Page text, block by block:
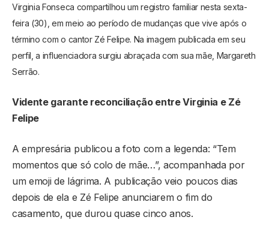
Virginia Fonseca compartilhou um registro familiar nesta sexta-
feira (30), em meio ao período de mudanças que vive após o
término com o cantor Zé Felipe. Na imagem publicada em seu
perfil, a influenciadora surgiu abraçada com sua mãe, Margareth
Serrão.
Vidente garante reconciliação entre Virginia e Zé
Felipe
A empresária publicou a foto com a legenda: “Tem
momentos que só colo de mãe…”, acompanhada por
um emoji de lágrima. A publicação veio poucos dias
depois de ela e Zé Felipe anunciarem o fim do
casamento, que durou quase cinco anos.